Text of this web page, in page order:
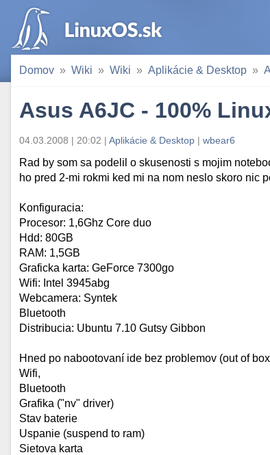
Domov Wiki Wiki Aplikácie & Desktop
Asus A6JC - 100%
04.03.2008 | 20:02 | Aplikácie & Desktop | wbear6
Rad by som sa podelil o skusenosti s mojim
ho pred 2-mi rokmi ked mi na nom neslo skoro nic
Konfiguracia:
Procesor: 1,6Ghz Core duo
Hdd: 80GB
RAM: 1,5GB
Graficka karta: GeForce 7300go
Wifi: Intel 3945abg
Webcamera: Syntek
Bluetooth
Distribucia: Ubuntu 7.10 Gutsy Gibbon
Hned po nabootovaní ide bez problemov (out of
Wifi,
Bluetooth
Grafika ("nv" driver)
Stav baterie
Uspanie (suspend to ram)
Sietova karta